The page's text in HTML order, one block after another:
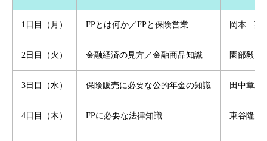
1日目（月） FPとは何か／FPと保険営業 岡本 英
2日目（火） 金融経済の見方／金融商品知識 園部毅（
3日目（水） 保険販売に必要な公的年金の知識 田中章二
4日目（木） FPに必要な法律知識 東谷隆夫